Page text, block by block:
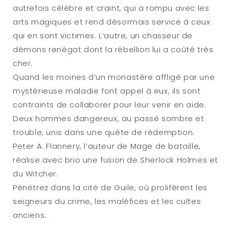
autrefois célèbre et craint, qui a rompu avec les
arts magiques et rend désormais service à ceux
qui en sont victimes. L’autre, un chasseur de
démons renégat dont la rébellion lui a coûté très
cher.
Quand les moines d’un monastère affligé par une
mystérieuse maladie font appel à eux, ils sont
contraints de collaborer pour leur venir en aide.
Deux hommes dangereux, au passé sombre et
trouble, unis dans une quête de rédemption.
Peter A. Flannery, l’auteur de Mage de bataille,
réalise avec brio une fusion de Sherlock Holmes et
du Witcher.
Pénétrez dans la cité de Guile, où prolifèrent les
seigneurs du crime, les maléfices et les cultes
anciens.